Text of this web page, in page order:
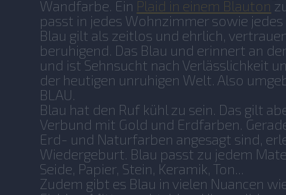
Wandfarbe. Ein Plaid in einem Blauton
passt in jedes Wohnzimmer sowie
Blau gilt als zeitlos und ehrlich,
beruhigend. Das Blau und erinnert an
und ist Sehnsucht nach Verlässlichkeit
der heutigen unruhigen Welt. Also
BLAU.
Blau hat den Ruf kühl zu sein. Das gilt
Verbund mit Gold und Erdfarben.
Erd- und Naturfarben angesagt sind,
Wiedergeburt. Blau passt zu jedem
Seide, Papier, Stein, Keramik, Ton...
Zudem gibt es Blau in vielen Nuancen